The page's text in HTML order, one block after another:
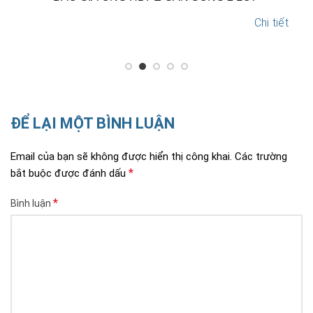
Chi tiết
ĐỂ LẠI MỘT BÌNH LUẬN
Email của bạn sẽ không được hiển thị công khai. Các trường
bắt buộc được đánh dấu *
Bình luận *